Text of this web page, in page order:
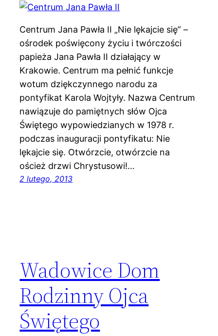
Centrum Jana Pawła II „Nie lękajcie się” –
ośrodek poświęcony życiu i twórczości
papieża Jana Pawła II działający w
Krakowie. Centrum ma pełnić funkcje
wotum dziękczynnego narodu za
pontyfikat Karola Wojtyły. Nazwa Centrum
nawiązuje do pamiętnych słów Ojca
Świętego wypowiedzianych w 1978 r.
podczas inauguracji pontyfikatu: Nie
lękajcie się. Otwórzcie, otwórzcie na
oścież drzwi Chrystusowi!…
2 lutego, 2013
Wadowice Dom
Rodzinny Ojca
Świętego